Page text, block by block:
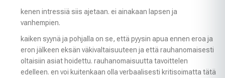
kenen intressiä siis ajetaan. ei ainakaan lapsen ja
vanhempien.
kaiken syynä ja pohjalla on se, että pyysin apua ennen eroa ja
eron jälkeen eksän väkivaltaisuuteen ja että rauhanomaisesti
oltaisiin asiat hoidettu. rauhanomaisuutta tavoittelen
edelleen. en voi kuitenkaan olla verbaalisesti kritisoimatta tätä